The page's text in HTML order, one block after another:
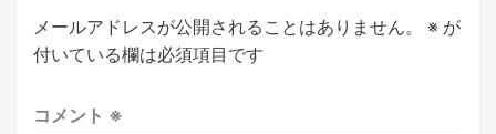
メールアドレスが公開されることはありません。 ※ が
付いている欄は必須項目です
コメント ※